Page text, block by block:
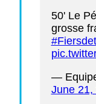
50' Le
grosse
—
June 21,